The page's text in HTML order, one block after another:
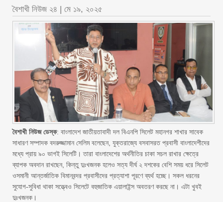
বৈশাখী নিউজ ২৪ | মে ১৯, ২০২৫
বৈশাখী নিউজ ডেস্ক: বাংলাদেশ জাতীয়তাবাদী দল বিএনপি সিলেট মহানগর শাখার সাবেক
সাধারণ সম্পাদক বদরুজ্জামান সেলিম বলেছেন, যুক্তরাজ্যে বসবাসরত প্রবাসী বাংলাদেশীদের
মধ্যে প্রায় ৯০ ভাগই সিলেটি। তারা বাংলাদেশের অর্থনীতির চাকা সচল রাখার ক্ষেত্রে
ব্যাপক অবদান রাখছেন, কিন্তু দুঃখজনক হলেও সত্য দীর্ঘ ২ দশকের বেশি সময় ধরে সিলেট
ওসমানী আন্তর্জাতিক বিমানবন্দর প্রবাসীদের প্রত্যাশা পূরণে ব্যর্থ হচ্ছে। সকল ধরনের
সুযোগ-সুবিধা থাকা সত্ত্বেও সিলেটে বহুজাতিক এয়ালাইন্স অবতরণ করছে না। এটা খুবই
দুঃখজনক।